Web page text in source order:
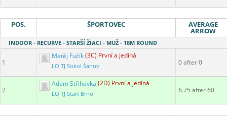
POS. ŠPORTOVEC AVERAGE
ARROW
INDOOR - RECURVE - STARŠÍ ŽIACI - MUŽ - 18M ROUND
1
Matěj Fučík(3C) První a jediná
LO TJ Sokol Šanov 0 after 0
2
Adam Střihavka (2D) První a jediná
LO TJ Start Brno 6.75 after 60